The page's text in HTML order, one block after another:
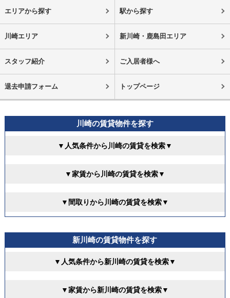
エリアから探す 駅から探す
川崎エリア 新川崎・鹿島田エリア
スタッフ紹介 ご入居者様へ
退去申請フォーム トップページ
川崎の賃貸物件を探す
▼人気条件から川崎の賃貸を検索▼
▼家賃から川崎の賃貸を検索▼
▼間取りから川崎の賃貸を検索▼
新川崎の賃貸物件を探す
▼人気条件から新川崎の賃貸を検索▼
▼家賃から新川崎の賃貸を検索▼